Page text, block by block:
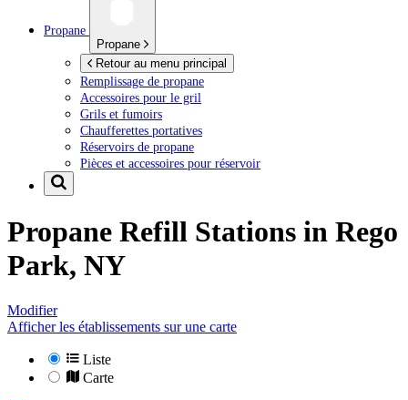
Propane
Propane
Retour au menu principal
Remplissage de propane
Accessoires pour le gril
Grils et fumoirs
Chaufferettes portatives
Réservoirs de propane
Pièces et accessoires pour réservoir
Propane Refill Stations in Rego
Park, NY
Modifier
Afficher les établissements sur une carte
Liste
Carte